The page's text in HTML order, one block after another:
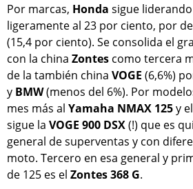
Por marcas, Honda sigue
ligeramente al 23 por ciento, por
(15,4 por ciento). Se consolida el
con la china Zontes como tercera
de la también china VOGE (6,6%)
y BMW(menos del 6%). Por
mes más al Yamaha NMAX 125y el
sigue la VOGE 900 DSX(!) que es
general de superventas y con
moto. Tercero en esa general y
de 125 es el Zontes 368 G.